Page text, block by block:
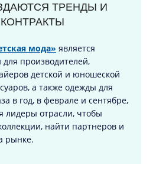
ТРЕНДЫ И
мода» является
производителей,
детской и юношеской
а также одежды для
в год, в феврале и сентябре,
лидеры отрасли, чтобы
найти партнеров и
рынке.